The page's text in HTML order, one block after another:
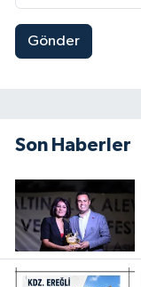
Gönder
Son Haberler